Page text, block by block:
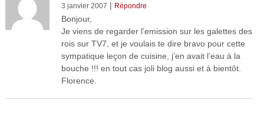
3 janvier 2007 | Répondre
Bonjour,
Je viens de regarder l’emission sur les galettes des
rois sur TV7, et je voulais te dire bravo pour cette
sympatique leçon de cuisine, j’en avait l’eau à la
bouche !!! en tout cas joli blog aussi et à bientôt.
Florence.